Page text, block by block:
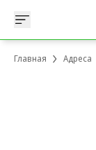
Главная Адреса